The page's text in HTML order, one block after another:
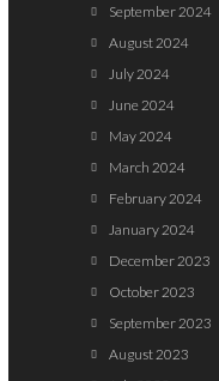
September 2024
August 2024
July 2024
June 2024
May 2024
March 2024
February 2024
January 2024
December 2023
October 2023
September 2023
August 2023